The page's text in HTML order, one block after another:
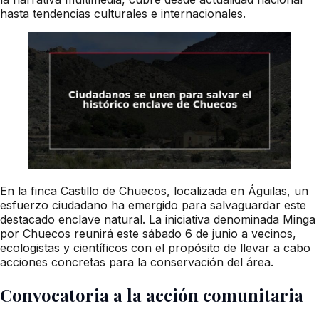
hasta tendencias culturales e internacionales.
En la finca Castillo de Chuecos, localizada en Águilas, un
esfuerzo ciudadano ha emergido para salvaguardar este
destacado enclave natural. La iniciativa denominada Minga
por Chuecos reunirá este sábado 6 de junio a vecinos,
ecologistas y científicos con el propósito de llevar a cabo
acciones concretas para la conservación del área.
Convocatoria a la acción comunitaria